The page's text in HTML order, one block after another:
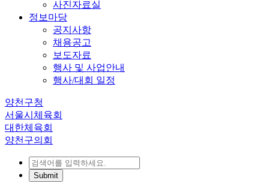
사진자료실
정보마당
공지사항
채용공고
보도자료
행사 및 사업안내
행사/대회 일정
양천구청
서울시체육회
대한체육회
양천구의회